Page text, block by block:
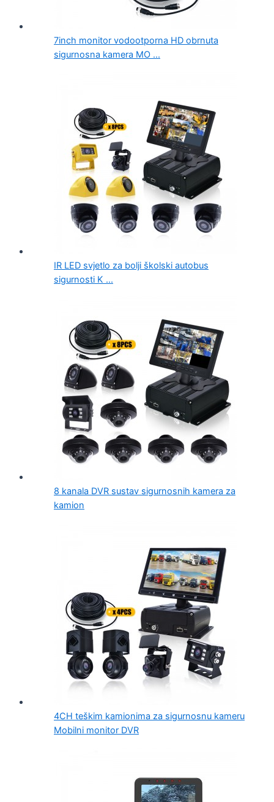
7inch monitor vodootporna HD obrnuta
sigurnosna kamera MO ...
IR LED svjetlo za bolji školski autobus
sigurnosti K ...
8 kanala DVR sustav sigurnosnih kamera za
kamion
4CH teškim kamionima za sigurnosnu kameru
Mobilni monitor DVR